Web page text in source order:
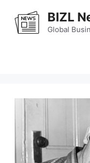
content
BIZL
Global